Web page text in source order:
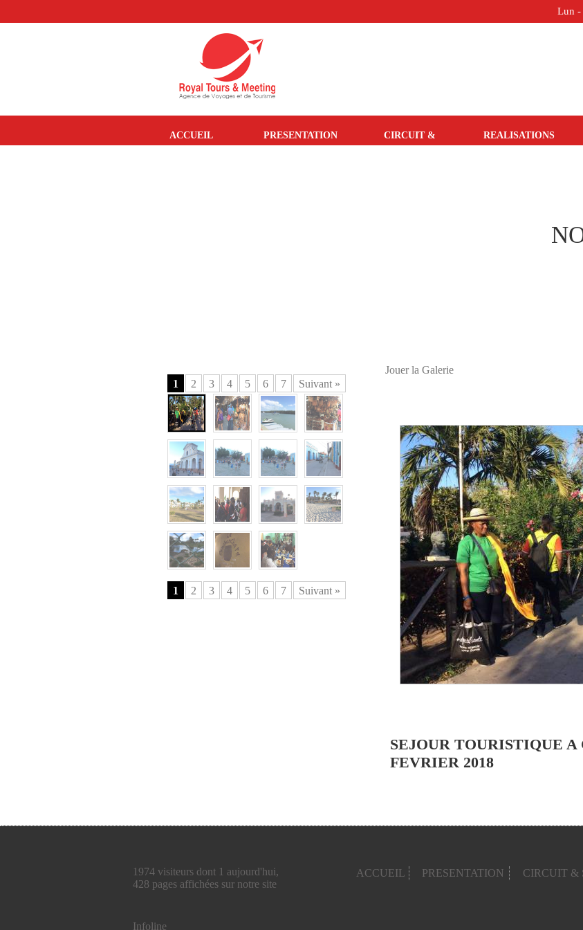
Lun -
ACCUEIL PRESENTATION
CIRCUIT &
REALISATIONS
Jouer la Galerie
SEJOUR TOURISTIQUE A
FEVRIER 2018
1 2 3 4 5 6 7 Suivant »
1 2 3 4 5 6 7 Suivant »
1974 visiteurs dont 1 aujourd'hui,
428 pages affichées sur notre site
Infoline
ACCUEIL PRESENTATION CIRCUIT &